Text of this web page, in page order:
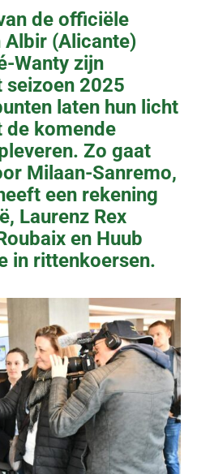
de officiële
(Alicante)
Wanty zijn
2025
laten hun licht
de komende
Zo gaat
Milaan-Sanremo,
een rekening
Laurenz Rex
en Huub
in rittenkoersen.